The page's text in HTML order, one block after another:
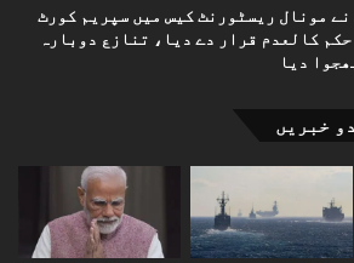
مونال ریسٹورنٹ کیس میں سپریم کورٹ
حکم کالعدم قرار دے دیا، تنازع دوبارہ
دیا
خبریں